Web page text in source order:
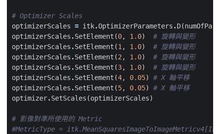
# Optimizer Scales
optimizerScales = itk.OptimizerParameters .D(
optimizerScales .SetElement (0, 1.0)
# 旋轉與變形
optimizerScales .SetElement (1, 1.0)
# 旋轉與變形
optimizerScales .SetElement (2, 1.0)
# 旋轉與變形
optimizerScales .SetElement (3, 1.0)
# 旋轉與變形
optimizerScales .SetElement (4, 0.05)
# X 軸平移
optimizerScales .SetElement (5, 0.05)
# X 軸平移
optimizer.SetScales (optimizerScales)
# 影像對準所使用的 Metric
#MetricType =